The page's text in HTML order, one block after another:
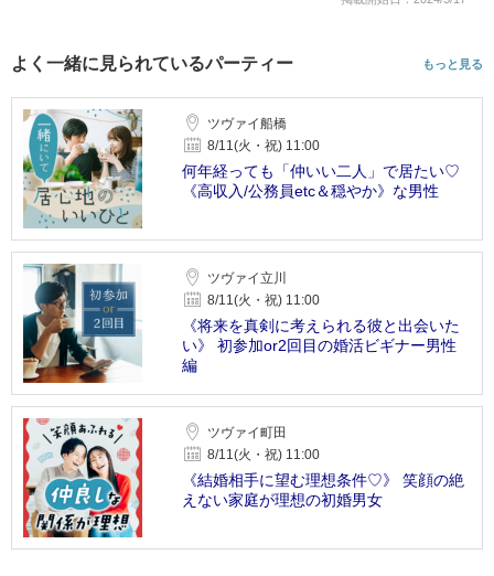
よく一緒に見られているパーティー もっと見る
ツヴァイ船橋
8/11(火・祝) 11:00
何年経っても「仲いい二人」で居たい♡
《高収入/公務員etc＆穏やか》な男性
ツヴァイ立川
8/11(火・祝) 11:00
《将来を真剣に考えられる彼と出会いた
い》 初参加or2回目の婚活ビギナー男性
編
ツヴァイ町田
8/11(火・祝) 11:00
《結婚相手に望む理想条件♡》 笑顔の絶
えない家庭が理想の初婚男女